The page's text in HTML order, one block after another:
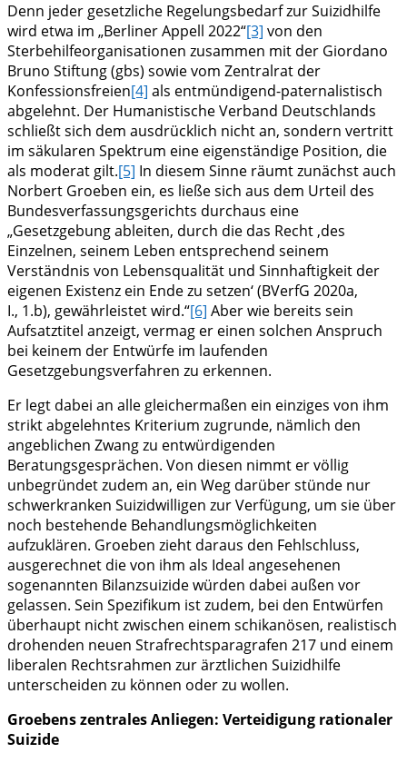
Denn jeder gesetzliche Regelungsbedarf zur Suizidhilfe
wird etwa im „Berliner Appell 2022“[3] von den
Sterbehilfeorganisationen zusammen mit der Giordano
Bruno Stiftung (gbs) sowie vom Zentralrat der
Konfessionsfreien[4] als entmündigend-paternalistisch
abgelehnt. Der Humanistische Verband Deutschlands
schließt sich dem ausdrücklich nicht an, sondern vertritt
im säkularen Spektrum eine eigenständige Position, die
als moderat gilt.[5] In diesem Sinne räumt zunächst auch
Norbert Groeben ein, es ließe sich aus dem Urteil des
Bundesverfassungsgerichts durchaus eine
„Gesetzgebung ableiten, durch die das Recht ‚des
Einzelnen, seinem Leben entsprechend seinem
Verständnis von Lebensqualität und Sinnhaftigkeit der
eigenen Existenz ein Ende zu setzen‘ (BVerfG 2020a,
I., 1.b), gewährleistet wird.“[6] Aber wie bereits sein
Aufsatztitel anzeigt, vermag er einen solchen Anspruch
bei keinem der Entwürfe im laufenden
Gesetzgebungsverfahren zu erkennen.
Er legt dabei an alle gleichermaßen ein einziges von ihm
strikt abgelehntes Kriterium zugrunde, nämlich den
angeblichen Zwang zu entwürdigenden
Beratungsgesprächen. Von diesen nimmt er völlig
unbegründet zudem an, ein Weg darüber stünde nur
schwerkranken Suizidwilligen zur Verfügung, um sie über
noch bestehende Behandlungsmöglichkeiten
aufzuklären. Groeben zieht daraus den Fehlschluss,
ausgerechnet die von ihm als Ideal angesehenen
sogenannten Bilanzsuizide würden dabei außen vor
gelassen. Sein Spezifikum ist zudem, bei den Entwürfen
überhaupt nicht zwischen einem schikanösen, realistisch
drohenden neuen Strafrechtsparagrafen 217 und einem
liberalen Rechtsrahmen zur ärztlichen Suizidhilfe
unterscheiden zu können oder zu wollen.
Groebens zentrales Anliegen: Verteidigung rationaler
Suizide